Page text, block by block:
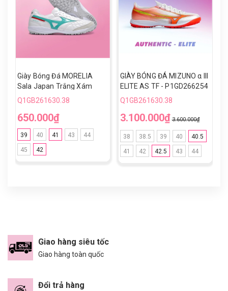
Giày Bóng Đá MORELIA
Sala Japan Trắng Xám
Xanh Lam TF
Q1GB261630.38
650.000₫
39 40 41 43 44
45 42
GIÀY BÓNG ĐÁ MIZUNO α III
ELITE AS TF - P1GD266254
- TRẮNG/CAM
Q1GB261630.38
3.100.000₫ 3.600.000₫
38 38.5 39 40 40.5
41 42 42.5 43 44
Giao hàng siêu tốc
Giao hàng toàn quốc
Đổi trả hàng